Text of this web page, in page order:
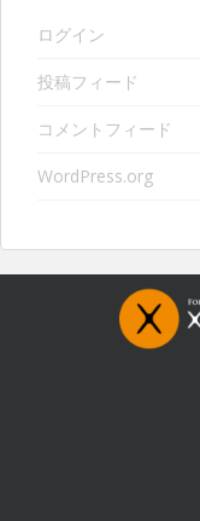
ログイン
投稿フィード
コメントフィード
WordPress.org